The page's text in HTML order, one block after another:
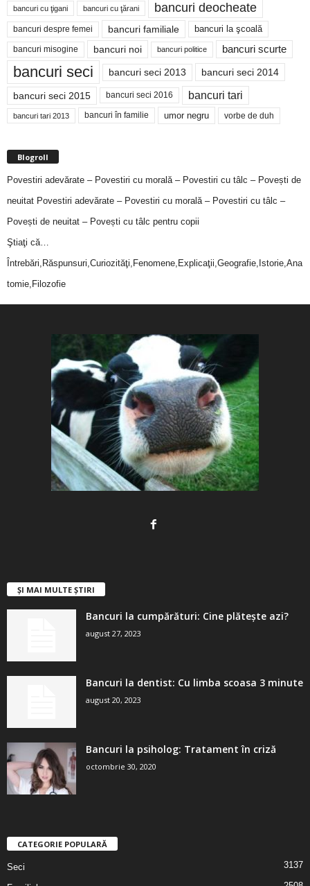
bancuri cu ţigani bancuri cu ţărani bancuri deocheate
bancuri despre femei bancuri familiale bancuri la şcoală
bancuri misogine bancuri noi bancuri politice bancuri scurte
bancuri seci bancuri seci 2013 bancuri seci 2014
bancuri seci 2015 bancuri seci 2016 bancuri tari
bancuri tari 2013 bancuri în familie umor negru vorbe de duh
Blogroll
Povestiri adevărate – Povestiri cu morală – Povestiri cu tâlc – Povești de
neuitat Povestiri adevărate – Povestiri cu morală – Povestiri cu tâlc –
Povești de neuitat – Povești cu tâlc pentru copii
Ştiaţi că…
Întrebări,Răspunsuri,Curiozităţi,Fenomene,Explicaţii,Geografie,Istorie,Ana
tomie,Filozofie
ȘI MAI MULTE ȘTIRI
Bancuri la cumpărături: Cine plătește azi?
august 27, 2023
Bancuri la dentist: Cu limba scoasa 3 minute
august 20, 2023
Bancuri la psiholog: Tratament în criză
octombrie 30, 2020
CATEGORIE POPULARĂ
Seci 3137